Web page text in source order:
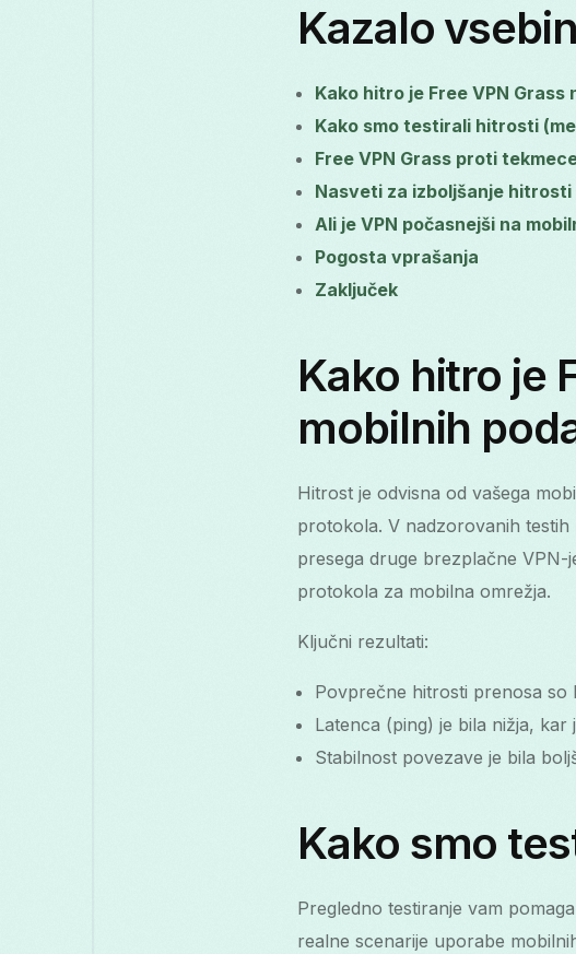
Kazalo vsebin
Kako hitro je Free VPN
Kako smo testirali hitrosti
Free VPN Grass proti
Nasveti za izboljšanje hitrosti
Ali je VPN počasnejši na
Pogosta vprašanja
Zaključek
Kako hitro je
mobilnih
Hitrost je odvisna od vašega
protokola. V nadzorovanih
presega druge brezplačne VPN-
protokola za mobilna omrežja.
Ključni rezultati:
Povprečne hitrosti prenosa so
Latenca (ping) je bila nižja,
Stabilnost povezave je bila
Kako smo
Pregledno testiranje vam
realne scenarije uporabe